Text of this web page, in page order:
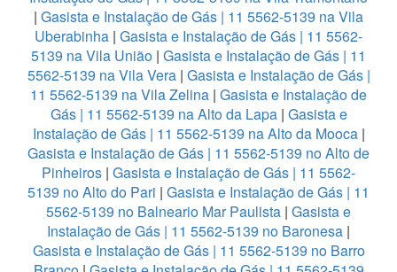
| Gasista e Instalação de Gás | 11 5562-5139 na Vila
Uberabinha | Gasista e Instalação de Gás | 11 5562-
5139 na Vila União | Gasista e Instalação de Gás | 11
5562-5139 na Vila Vera| Gasista e Instalação de Gás |
11 5562-5139 na Vila Zelina | Gasista e Instalação de
Gás | 11 5562-5139 na Alto da Lapa| Gasista e
Instalação de Gás | 11 5562-5139 na Alto da Mooca|
Gasista e Instalação de Gás | 11 5562-5139 no Alto de
Pinheiros | Gasista e Instalação de Gás | 11 5562-
5139 no Alto do Pari | Gasista e Instalação de Gás | 11
5562-5139 no Balneario Mar Paulista | Gasista e
Instalação de Gás | 11 5562-5139 no Baronesa |
Gasista e Instalação de Gás | 11 5562-5139 no Barro